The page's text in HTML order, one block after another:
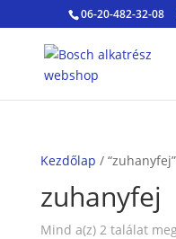
06-20-482-32-08
Kezdőlap /
zuhanyfej
Mind a(z) 2 találat